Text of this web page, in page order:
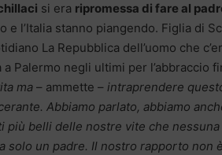
si era ripromessa di fare al
e l’Italia stanno piangendo. Figlia di
La Repubblica dell’uomo che
a Palermo negli ultimi per l’abbraccio
ma – ammette – intraprendere
Abbiamo parlato, abbiamo
più belli delle nostre vite che
solo un padre. Il nostro rapporto non